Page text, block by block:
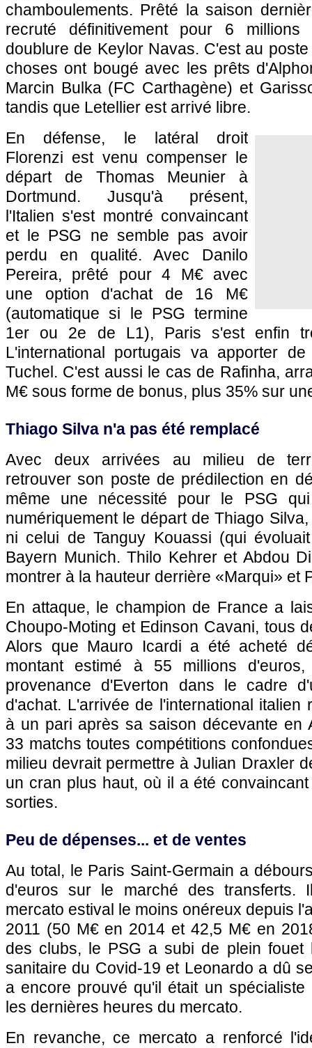
chamboulements. Prêté la saison
recruté définitivement pour 6
doublure de Keylor Navas. C'est au
choses ont bougé avec les prêts
Marcin Bulka (FC Carthagène) et
tandis que Letellier est arrivé libre.
En défense, le latéral droit
Florenzi est venu compenser le
départ de Thomas Meunier à
Dortmund. Jusqu'à présent,
l'Italien s'est montré convaincant
et le PSG ne semble pas avoir
perdu en qualité. Avec Danilo
Pereira, prêté pour 4 M€ avec
une option d'achat de 16 M€
(automatique si le PSG termine
1er ou 2e de L1), Paris s'est enfin
L'international portugais va apporter
Tuchel. C'est aussi le cas de Rafinha,
M€ sous forme de bonus, plus 35% sur
Thiago Silva n'a pas été remplacé
Avec deux arrivées au milieu de
retrouver son poste de prédilection en
même une nécessité pour le PSG
numériquement le départ de Thiago
ni celui de Tanguy Kouassi (qui
Bayern Munich. Thilo Kehrer et Abdou
montrer à la hauteur derrière «Marqui» et
En attaque, le champion de France a
Choupo-Moting et Edinson Cavani, tous
Alors que Mauro Icardi a été acheté
montant estimé à 55 millions
provenance d'Everton dans le cadre
d'achat. L'arrivée de l'international italien
à un pari après sa saison décevante en
33 matchs toutes compétitions
milieu devrait permettre à Julian Draxler
un cran plus haut, où il a été
sorties.
Peu de dépenses... et de ventes
Au total, le Paris Saint-Germain a
d'euros sur le marché des transferts.
mercato estival le moins onéreux depuis
2011 (50 M€ en 2014 et 42,5 M€ en
des clubs, le PSG a subi de plein
sanitaire du Covid-19 et Leonardo a dû
a encore prouvé qu'il était un
les dernières heures du mercato.
En revanche, ce mercato a renforcé